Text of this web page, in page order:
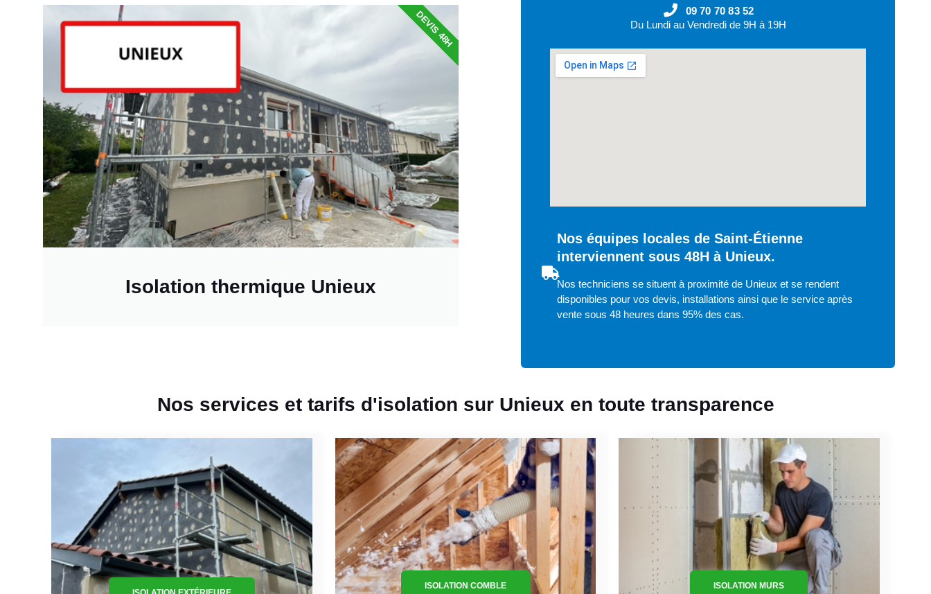
Isolation thermique Unieux
DEVIS 48H
09 70 70 83 52
Du Lundi au Vendredi de 9H à 19H
Nos équipes locales de Saint-Étienne
interviennent sous 48H à Unieux.
Nos techniciens se situent à proximité de Unieux et se rendent
disponibles pour vos devis, installations ainsi que le service après
vente sous 48 heures dans 95% des cas.
Nos services et tarifs d'isolation sur Unieux en toute transparence
ISOLATION COMBLE ISOLATION MURS